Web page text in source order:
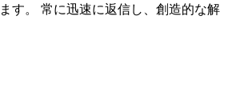
す。 常に迅速に返信し、創造的な解